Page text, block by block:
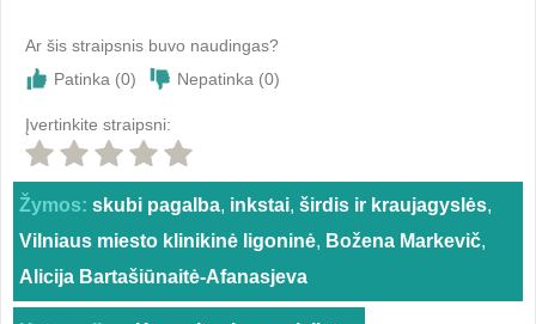
Ar šis straipsnis buvo naudingas?
Patinka (0) Nepatinka (0)
Įvertinkite straipsni:
Žymos: skubi pagalba, inkstai, širdis ir kraujagyslės,
Vilniaus miesto klinikinė ligoninė, Božena Markevič,
Alicija Bartašiūnaitė-Afanasjeva